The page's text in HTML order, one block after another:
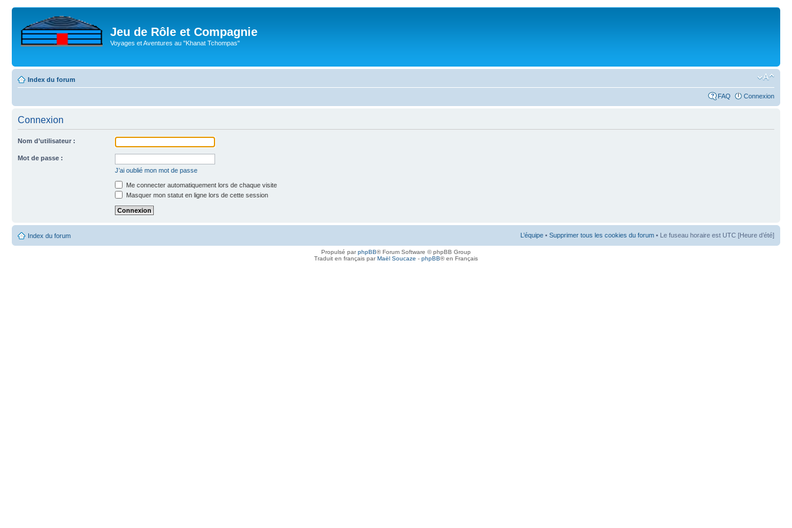
Jeu de Rôle et Compagnie
Voyages et Aventures au "Khanat Tchompas"
Index du forum
FAQ Connexion
Connexion
Nom d’utilisateur :
Mot de passe :
J’ai oublié mon mot de passe
Me connecter automatiquement lors de chaque visite
Masquer mon statut en ligne lors de cette session
Index du forum L’équipe • Supprimer tous les cookies du forum • Le fuseau horaire est UTC [Heure d’été]
Propulsé parphpBB® Forum Software © phpBB Group
Traduit en français parMaël Soucaze - phpBB® en Français